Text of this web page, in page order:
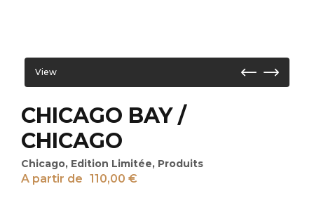
View
CHICAGO BAY /
CHICAGO
Chicago, Edition Limitée, Produits
A partir de 110,00 €